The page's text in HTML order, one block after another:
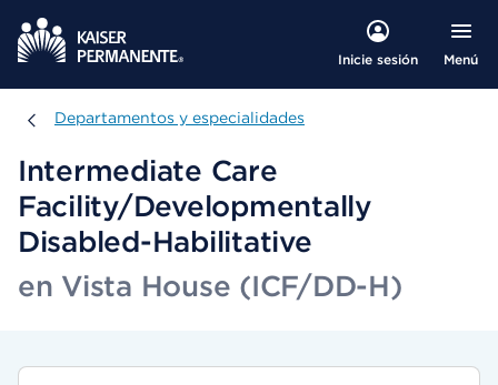
Inicie sesión Menú
Departamentos y especialidades
Departamentos y especialidades
Intermediate Care
Facility/Developmentally
Disabled-Habilitative
en Vista House (ICF/DD-H)